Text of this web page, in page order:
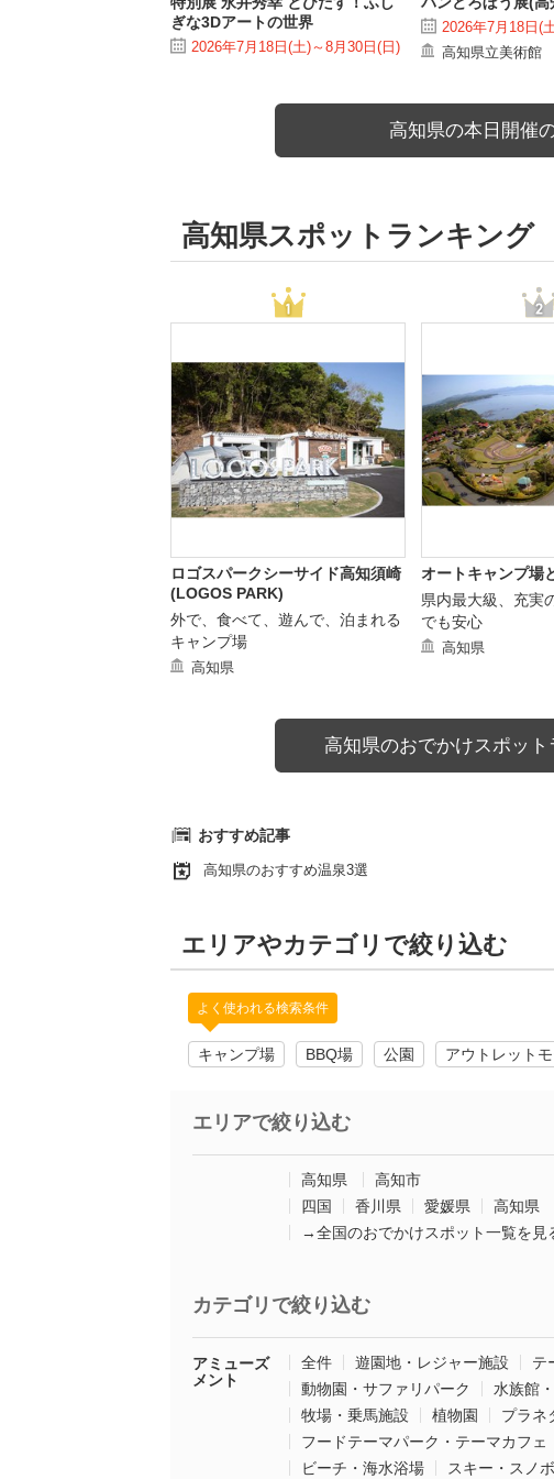
ぎな3Dアートの世界
2026年7月18日(土)～8月30日(日)
2026年7月18日(
高知県立美術館
高知県の本日開催
高知県スポットランキング
ロゴスパークシーサイド高知須崎
(LOGOS PARK)
外で、食べて、遊んで、泊まれる
キャンプ場
高知県
オートキャンプ場
県内最大級、充実
でも安心
高知県
高知県のおでかけスポッ
おすすめ記事
高知県のおすすめ温泉3選
エリアやカテゴリで絞り込む
よく使われる検索条件
キャンプ場 BBQ場 公園 アウトレット
エリアで絞り込む
高知県
高知市
四国
香川県 愛媛県
高知県
→全国のおでかけスポット一覧を見
カテゴリで絞り込む
アミューズ
メント
全件 遊園地・レジャー施設
テ
動物園・サファリパーク
水族館
牧場・乗馬施設
植物園 プラネ
フードテーマパーク・テーマカフェ
ビーチ・海水浴場
スキー・スノ